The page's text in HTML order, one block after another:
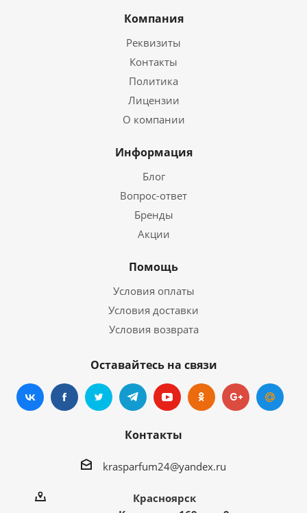
Компания
Реквизиты
Контакты
Политика
Лицензии
О компании
Информация
Блог
Вопрос-ответ
Бренды
Акции
Помощь
Условия оплаты
Условия доставки
Условия возврата
Оставайтесь на связи
Контакты
krasparfum24@yandex.ru
Красноярск